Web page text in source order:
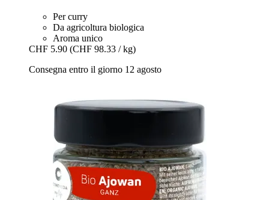
Per curry
Da agricoltura biologica
Aroma unico
CHF 5.90 (CHF 98.33 / kg)
Consegna entro il giorno 12 agosto